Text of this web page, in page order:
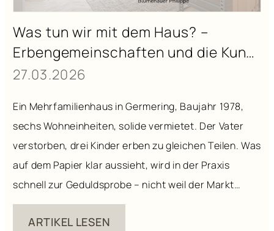
Was tun wir mit dem Haus? –
Erbengemeinschaften und die Kunst
der gemeinsamen Entscheidung
27.03.2026
Ein Mehrfamilienhaus in Germering, Baujahr 1978,
sechs Wohneinheiten, solide vermietet. Der Vater
verstorben, drei Kinder erben zu gleichen Teilen. Was
auf dem Papier klar aussieht, wird in der Praxis
schnell zur Geduldsprobe – nicht weil der Markt
schwierig wäre, sondern weil Entscheidungen, die
alle gemeinsam treffen müssen, ihre eigene Dynamik
ARTIKEL LESEN